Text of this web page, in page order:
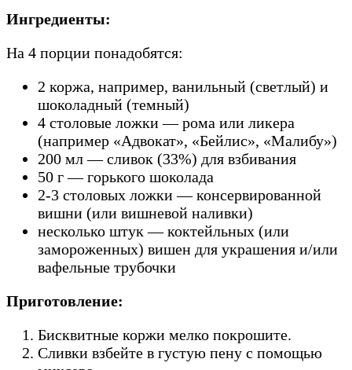
Ингредиенты:
На 4 порции понадобятся:
2 коржа, например, ванильный (светлый) и
шоколадный (темный)
4 столовые ложки — рома или ликера
(например «Адвокат», «Бейлис», «Малибу»)
200 мл — сливок (33%) для взбивания
50 г — горького шоколада
2-3 столовых ложки — консервированной
вишни (или вишневой наливки)
несколько штук — коктейльных (или
замороженных) вишен для украшения и/или
вафельные трубочки
Приготовление:
Бисквитные коржи мелко покрошите.
Сливки взбейте в густую пену с помощью